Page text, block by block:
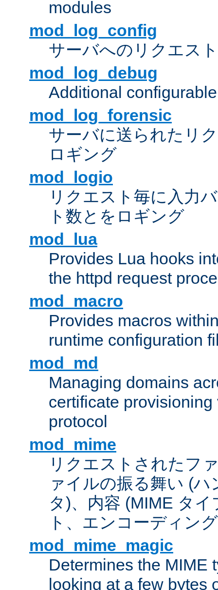
modules
mod_log_config
サーバへのリクエス
mod_log_debug
Additional
mod_log_forensic
サーバに送られたリ
ロギング
mod_logio
リクエスト毎に入力
ト数とをロギング
mod_lua
Provides Lua hooks
the httpd request
mod_macro
Provides macros
runtime configuration
mod_md
Managing domains
certificate provisioning
protocol
mod_mime
リクエストされたフ
ァイルの振る舞い (
タ)、内容 (MIME タ
ト、エンコーディン
mod_mime_magic
Determines the MIME
looking at a few bytes